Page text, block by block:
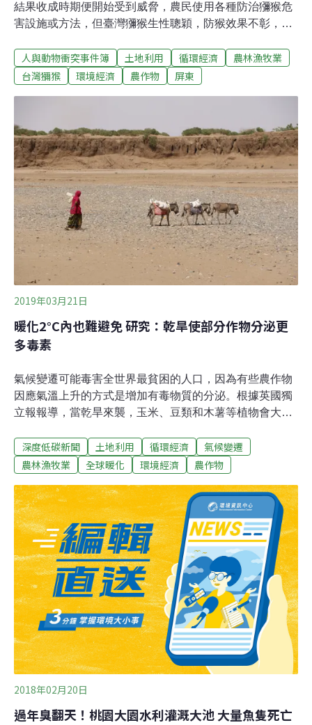
結果收成時期便開始受到威脅，農民使用各種防治獼猴危
害設施或方法，但臺灣獼猴生性聰穎，防猴效果不彰，嚴
年行政院農業委員會林務局及各縣市政府開始推廣引架設
防治猴害的電圍網後，猴害問題逐漸減少，申裝農民表示
蔬菜、果樹、豆類、薯類或稻作等農作物，有遭受臺灣獼
猴危害者，於109年3月20日（五）前向當地鄉鎮公所提出
申請，並檢附（地籍謄本、地籍圖或土地租賃契約及身分
證影本），再由公所彙整報府審核，每筆最高能補助新台
幣4.5萬。
人與動物衝突事件簿 土地利用 循環經濟
農林漁牧業
台灣獼猴
環境經濟 農作物 屏東
2019年03月21日
暖化2°C內也難避免 研究：乾旱使部分作物分泌更
多毒素
氣候變遷可能毒害全世界最貧困的人口，因為有些農作物
因應氣溫上升的方式是增加有毒物質的分泌。根據英國獨
立報報導，當乾旱來襲，玉米、豆類和木薯等植物會大量
這些物質對家畜和人類都是致命的。另一個問題是，溫暖
的天氣促進有毒真菌傳染病的散佈，這些疾病已經導致非
發展中國家較嚴重，但科學家預測，若溫度繼續上升，可
能會開始往北擴散。衣索比亞乾旱 農民、牲畜不明原因死
亡聯合國環境規劃署前首席科學家葛雷德（Jacqueline
McGlade）教授在倫敦格雷沙姆學院（Gresham
College）的講座上提出了警訊。衣索比亞傳出貧困的農民
和他們的牲畜不明原因死亡，讓葛雷德注意到這個問題。
衣國當時面臨乾旱，但這無法解釋為什麼某些病例出現神
經問題，包括失明、行動不良和死亡。在當地工作的研
深度低碳新聞 土地利用 循環經濟
氣候變遷
農林漁牧業
全球暖化 環境經濟 農作物
2018年02月20日
過年臭翻天！桃園大園水利灌溉大池 大量魚隻死亡